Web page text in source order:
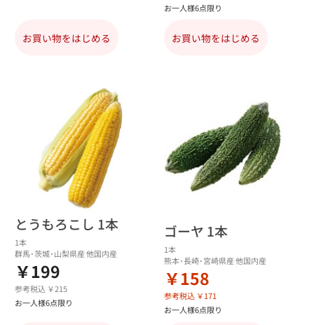
お買い物をはじめる
お一人様6点限り
お買い物をはじめる
とうもろこし 1本
1本
群馬･茨城･山梨県産 他国内産
￥199
参考税込 ￥215
お一人様6点限り
ゴーヤ 1本
1本
熊本･長崎･宮崎県産 他国内産
￥158
参考税込 ￥171
お一人様6点限り